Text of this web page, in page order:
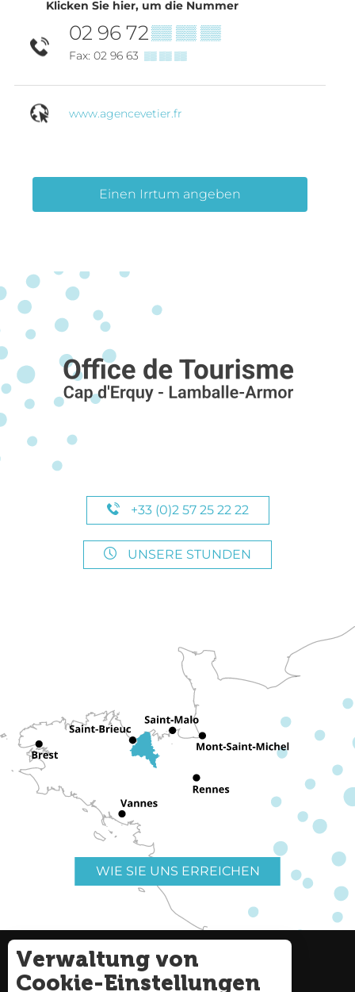
Klicken Sie hier, um die Nummer
02 96 72▒▒ ▒▒ ▒▒
Fax: 02 96 63 ▒▒ ▒▒ ▒▒
www.agencevetier.fr
Einen Irrtum angeben
+33 (0)2 57 25 22 22
UNSERE STUNDEN
WIE SIE UNS ERREICHEN
Nützliche Links
Verwaltung von
Cookie-Einstellungen